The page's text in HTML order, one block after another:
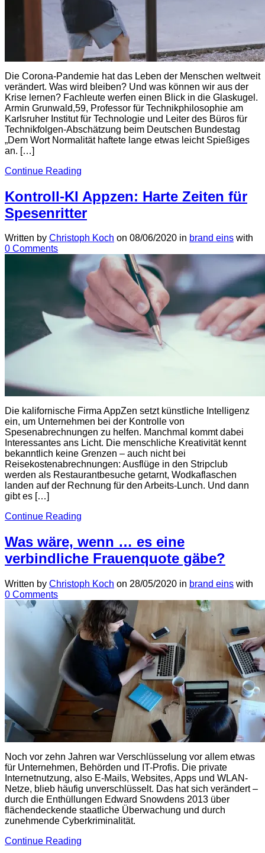
Die Corona-Pandemie hat das Leben der Menschen weltweit
verändert. Was wird bleiben? Und was können wir aus der
Krise lernen? Fachleute werfen einen Blick in die Glaskugel.
Armin Grunwald,59, Professor für Technikphilosophie am
Karlsruher Institut für Technologie und Leiter des Büros für
Technikfolgen-Abschätzung beim Deutschen Bundestag
„Dem Wort Normalität haftete lange etwas leicht Spießiges
an. […]
Continue Reading
Kontroll-KI Appzen: Harte Zeiten für
Spesenritter
Written by Christoph Koch on 08/06/2020 in brand eins with
0 Comments
Die kalifornische Firma AppZen setzt künstliche Intelligenz
ein, um Unternehmen bei der Kontrolle von
Spesenabrechnungen zu helfen. Manchmal kommt dabei
Interessantes ans Licht. Die menschliche Kreativität kennt
bekanntlich keine Grenzen – auch nicht bei
Reisekostenabrechnungen: Ausflüge in den Stripclub
werden als Restaurantbesuche getarnt, Wodkaflaschen
landen auf der Rechnung für den Arbeits-Lunch. Und dann
gibt es […]
Continue Reading
Was wäre, wenn … es eine
verbindliche Frauenquote gäbe?
Written by Christoph Koch on 28/05/2020 in brand eins with
0 Comments
Noch vor zehn Jahren war Verschlüsselung vor allem etwas
für Unternehmen, Behörden und IT-Profis. Die private
Internetnutzung, also E-Mails, Websites, Apps und WLAN-
Netze, blieb häufig unverschlüsselt. Das hat sich verändert –
durch die Enthüllungen Edward Snowdens 2013 über
flächendeckende staatliche Überwachung und durch
zunehmende Cyberkriminalität.
Continue Reading